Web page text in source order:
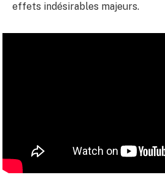
effets indésirables majeurs.